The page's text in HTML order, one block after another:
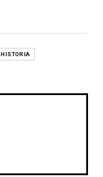
HISTORIA